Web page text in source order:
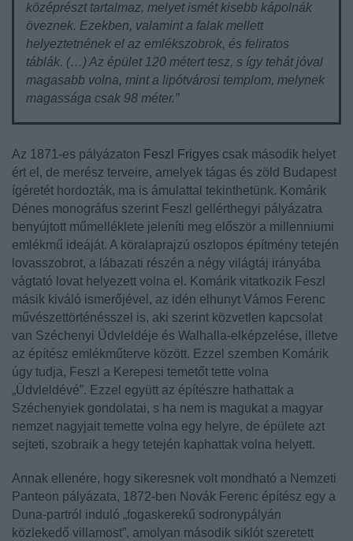
középrészt tartalmaz, melyet ismét kisebb kápolnák
öveznek. Ezekben, valamint a falak mellett
helyeztetnének el az emlékszobrok, és feliratos
táblák. (…) Az épület 120 métert tesz, s így tehát jóval
magasabb volna, mint a lipótvárosi templom, melynek
magassága csak 98 méter.”
Az 1871-es pályázaton Feszl Frigyes csak második helyet
ért el, de merész terveire, amelyek tágas és zöld Budapest
ígéretét hordozták, ma is ámulattal tekinthetünk. Komárik
Dénes monográfus szerint Feszl gellérthegyi pályázatra
benyújtott műmelléklete jeleníti meg először a millenniumi
emlékmű ideáját. A köralaprajzú oszlopos építmény tetején
lovasszobrot, a lábazati részén a négy világtáj irányába
vágtató lovat helyezett volna el. Komárik vitatkozik Feszl
másik kiváló ismerőjével, az idén elhunyt Vámos Ferenc
művészettörténésszel is, aki szerint közvetlen kapcsolat
van Széchenyi Üdvleldéje és Walhalla-elképzelése, illetve
az építész emlékműterve között. Ezzel szemben Komárik
úgy tudja, Feszl a Kerepesi temetőt tette volna
„Üdvleldévé”. Ezzel együtt az építészre hathattak a
Széchenyiek gondolatai, s ha nem is magukat a magyar
nemzet nagyjait temette volna egy helyre, de épülete azt
sejteti, szobraik a hegy tetején kaphattak volna helyett.
Annak ellenére, hogy sikeresnek volt mondható a Nemzeti
Panteon pályázata, 1872-ben Novák Ferenc építész egy a
Duna-partról induló „fogaskerekű sodronypályán
közlekedő villamost”, amolyan második siklót szeretett